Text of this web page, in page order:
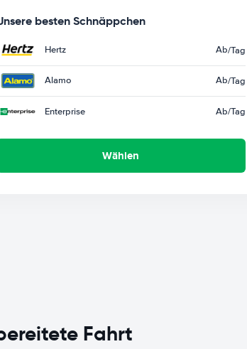
besten Schnäppchen
Hertz Ab/Tag
Alamo Ab/Tag
Enterprise Ab/Tag
Wählen
Fahrt